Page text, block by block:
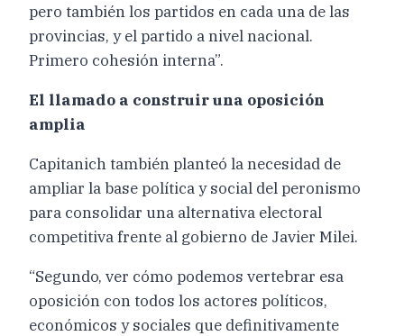
pero también los partidos en cada una de las
provincias, y el partido a nivel nacional.
Primero cohesión interna”.
El llamado a construir una oposición
amplia
Capitanich también planteó la necesidad de
ampliar la base política y social del peronismo
para consolidar una alternativa electoral
competitiva frente al gobierno de Javier Milei.
“Segundo, ver cómo podemos vertebrar esa
oposición con todos los actores políticos,
económicos y sociales que definitivamente